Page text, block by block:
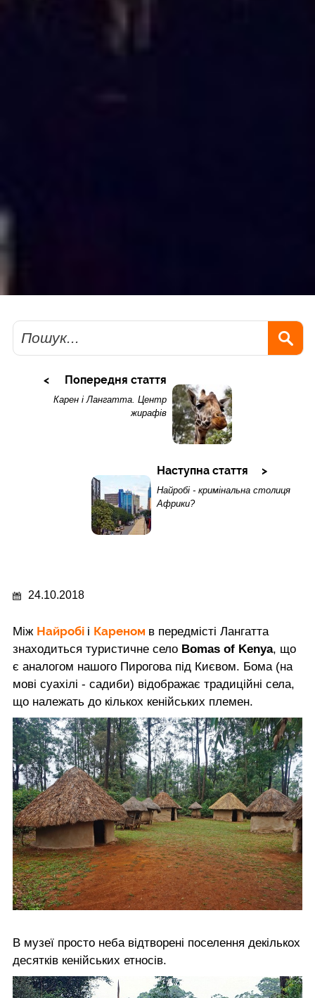
Пошук
Попередня стаття
Карен і Лангатта. Центр
жирафів
Наступна стаття
Найробі - кримінальна столиця
Африки?
24.10.2018
Між Найробі і Кареном в передмісті Лангатта
знаходиться туристичне село Bomas of Kenya, що
є аналогом нашого Пирогова під Києвом. Бома (на
мові суахілі - садиби) відображає традиційні села,
що належать до кількох кенійських племен.
В музеї просто неба відтворені поселення декількох
десятків кенійських етносів.